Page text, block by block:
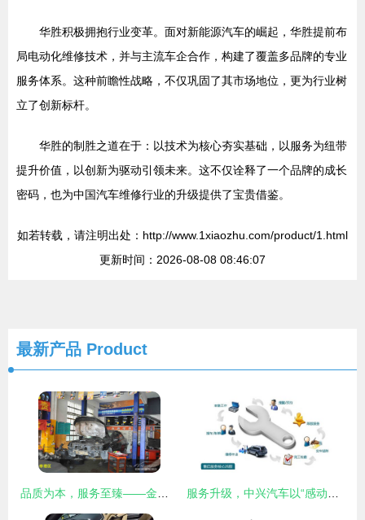
华胜积极拥抱行业变革。面对新能源汽车的崛起，华胜提前布
局电动化维修技术，并与主流车企合作，构建了覆盖多品牌的专业
服务体系。这种前瞻性战略，不仅巩固了其市场地位，更为行业树
立了创新标杆。
华胜的制胜之道在于：以技术为核心夯实基础，以服务为纽带
提升价值，以创新为驱动引领未来。这不仅诠释了一个品牌的成长
密码，也为中国汽车维修行业的升级提供了宝贵借鉴。
如若转载，请注明出处：http://www.1xiaozhu.com/product/1.html
更新时间：2026-08-08 08:46:07
最新产品 Product